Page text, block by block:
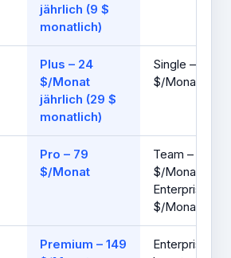
jährlich (9 $
monatlich)
Plus – 24
$/Monat
jährlich (29 $
monatlich)
Single – 25
$/Monat
Pro – 79
$/Monat
Team – 99
$/Monat;
Enterprise –
$/Monat
Premium – 149
Enterprise –